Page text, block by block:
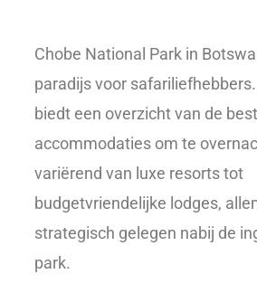
Chobe National Park in
paradijs voor
biedt een overzicht van de
accommodaties om te
variërend van luxe resorts tot
budgetvriendelijke lodges,
strategisch gelegen nabij de
park.